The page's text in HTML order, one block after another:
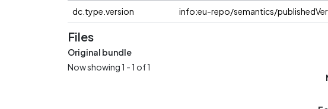
dc.type.version
info:eu-repo/semantics/
Files
Original bundle
Now showing1 - 1 of 1